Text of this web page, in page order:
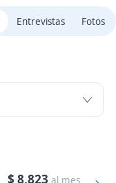
Entrevistas Fotos
$ 8,823 al mes